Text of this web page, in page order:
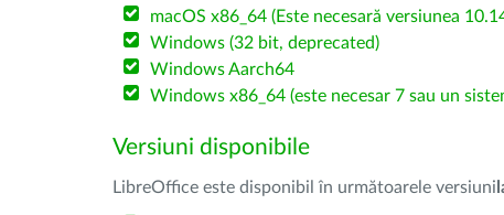
macOS x86_64 (Este necesară versiunea
Windows (32 bit, deprecated)
Windows Aarch64
Windows x86_64 (este necesar 7 sau un
Versiuni disponibile
LibreOffice este disponibil în următoarele versiuni